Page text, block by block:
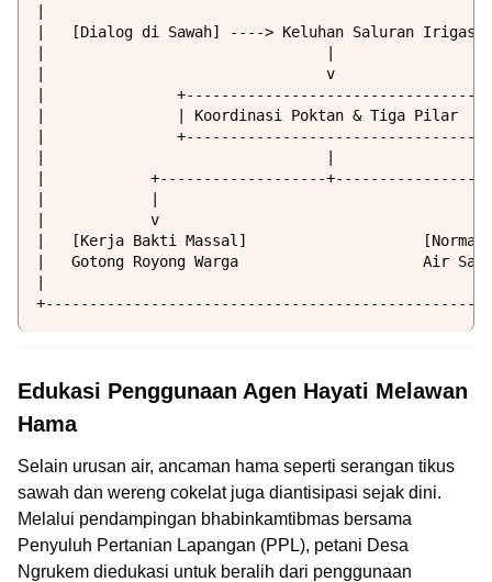
|   [Dialog di Sawah] ----> Keluhan Saluran Irigasi
|                                v
|               +---------------------------------
|               | Koordinasi Poktan & Tiga
|               +---------------------------------
|            +-------------------
|            v
|   [Kerja Bakti Massal]
|   Gotong Royong Warga                     Air
Edukasi Penggunaan Agen Hayati Melawan
Hama
Selain urusan air, ancaman hama seperti serangan tikus
sawah dan wereng cokelat juga diantisipasi sejak dini.
Melalui pendampingan bhabinkamtibmas bersama
Penyuluh Pertanian Lapangan (PPL), petani Desa
Ngrukem diedukasi untuk beralih dari penggunaan